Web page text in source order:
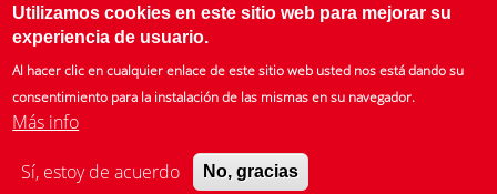
Otros
Què és l'ISTAS
© ISTAS, Instituto Sindical de Trabajo, Ambiente y Salud. Todos los derechos
Utilizamos cookies en este sitio web para mejorar su
experiencia de usuario.
Al hacer clic en cualquier enlace de este sitio web usted nos está dando su
consentimiento para la instalación de las mismas en su navegador.
Más info
Sí, estoy de acuerdo No, gracias